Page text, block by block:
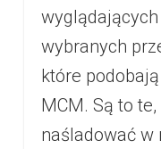
wybranych
które
MCM. Są to
naśladować w